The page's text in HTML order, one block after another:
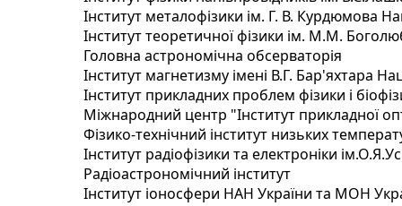
Інститут металофізики ім. Г. В. Курдюмова
Інститут теоретичної фізики ім. М.М.
Головна астрономічна обсерваторія
Інститут магнетизму імені В.Г. Бар'яхтара
Інститут прикладних проблем фізики і
Міжнародний центр "Інститут прикладної
Фізико-технічний інститут низьких
Інститут радіофізики та електроніки
Радіоастрономічний інститут
Інститут іоносфери НАН України та МОН